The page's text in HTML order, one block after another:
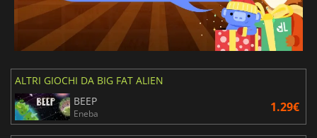
ALTRI GIOCHI DA BIG FAT ALIEN
BEEP
Eneba 1.29€